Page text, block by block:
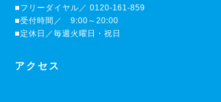
■フリーダイヤル／ 0120-161-859
■受付時間／ 9:00～20:00
■定休日／毎週火曜日・祝日
アクセス